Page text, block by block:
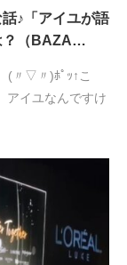
♪「アイユが語
？（BAZA…
〃▽〃)ﾎﾟｯ↑こ
イユなんですけ